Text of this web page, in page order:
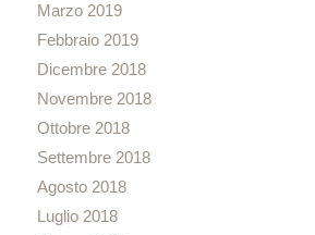
Marzo 2019
Febbraio 2019
Dicembre 2018
Novembre 2018
Ottobre 2018
Settembre 2018
Agosto 2018
Luglio 2018